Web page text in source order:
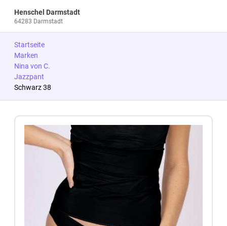
Henschel Darmstadt
64283 Darmstadt
Startseite
Marken
Nina von C.
Jazzpant
Schwarz 38
Zum Produkt springen
Zur Produktbeschreibung springen